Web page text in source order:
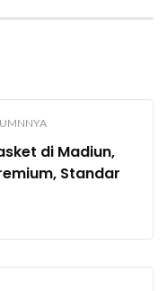
di Madiun,
Standar